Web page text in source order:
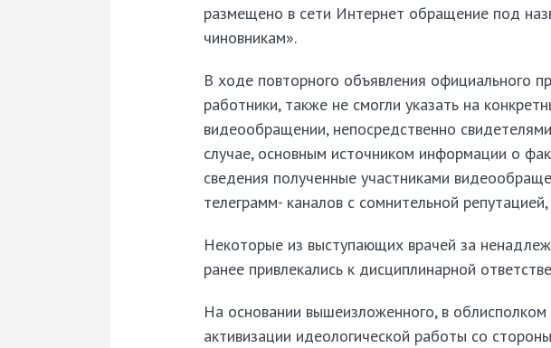
размещено в сети Интернет обращение под
чиновникам».
В ходе повторного объявления официального
работники, также не смогли указать на
видеообращении, непосредственно
случае, основным источником информации о
сведения полученные участниками
телеграмм- каналов с сомнительной
Некоторые из выступающих врачей за
ранее привлекались к дисциплинарной
На основании вышеизложенного, в
активизации идеологической работы со